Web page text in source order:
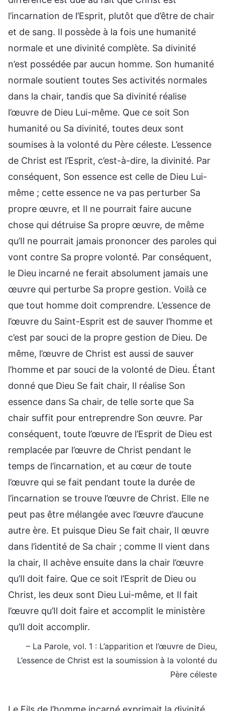
l’incarnation de l’Esprit, plutôt que d’être de chair
et de sang. Il possède à la fois une humanité
normale et une divinité complète. Sa divinité
n’est possédée par aucun homme. Son humanité
normale soutient toutes Ses activités normales
dans la chair, tandis que Sa divinité réalise
l’œuvre de Dieu Lui-même. Que ce soit Son
humanité ou Sa divinité, toutes deux sont
soumises à la volonté du Père céleste. L’essence
de Christ est l’Esprit, c’est-à-dire, la divinité. Par
conséquent, Son essence est celle de Dieu Lui-
même ; cette essence ne va pas perturber Sa
propre œuvre, et Il ne pourrait faire aucune
chose qui détruise Sa propre œuvre, de même
qu’Il ne pourrait jamais prononcer des paroles qui
vont contre Sa propre volonté. Par conséquent,
le Dieu incarné ne ferait absolument jamais une
œuvre qui perturbe Sa propre gestion. Voilà ce
que tout homme doit comprendre. L’essence de
l’œuvre du Saint-Esprit est de sauver l’homme et
c’est par souci de la propre gestion de Dieu. De
même, l’œuvre de Christ est aussi de sauver
l’homme et par souci de la volonté de Dieu. Étant
donné que Dieu Se fait chair, Il réalise Son
essence dans Sa chair, de telle sorte que Sa
chair suffit pour entreprendre Son œuvre. Par
conséquent, toute l’œuvre de l’Esprit de Dieu est
remplacée par l’œuvre de Christ pendant le
temps de l’incarnation, et au cœur de toute
l’œuvre qui se fait pendant toute la durée de
l’incarnation se trouve l’œuvre de Christ. Elle ne
peut pas être mélangée avec l’œuvre d’aucune
autre ère. Et puisque Dieu Se fait chair, Il œuvre
dans l’identité de Sa chair ; comme Il vient dans
la chair, Il achève ensuite dans la chair l’œuvre
qu’Il doit faire. Que ce soit l’Esprit de Dieu ou
Christ, les deux sont Dieu Lui-même, et Il fait
l’œuvre qu’Il doit faire et accomplit le ministère
qu’Il doit accomplir.
– La Parole, vol. 1 : L’apparition et l’œuvre de Dieu,
L’essence de Christ est la soumission à la volonté du
Père céleste